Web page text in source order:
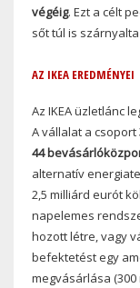
végéig. Ezt a célt
sőt túl is
AZ IKEA EREDMÉNYEI
Az IKEA üzletlánc
A vállalat a csoport
44
alternatív
2,5 milliárd eurót
napelemes
hozott létre, vagy
befektetést egy
megvásárlása